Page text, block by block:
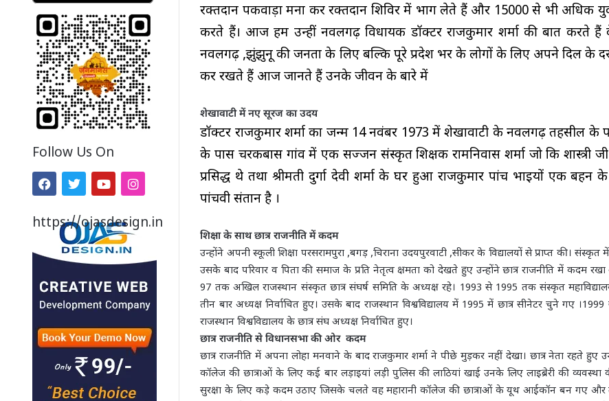
Follow Us On
https://ojasdesign.in
रक्तदान पकवाड़ा मना कर रक्तदान शिविर में भाग लेते हैं और 15000 से भी अधिक
करते हैं। आज हम उन्हीं नवलगढ़ विधायक डॉक्टर राजकुमार शर्मा की बात करते
नवलगढ़ ,झुंझुनू की जनता के लिए बल्कि पूरे प्रदेश भर के लोगों के लिए अपने दिल के
कर रखते हैं आज जानते हैं उनके जीवन के बारे में
शेखावाटी में नए सूरज का उदय
डॉक्टर राजकुमार शर्मा का जन्म 14 नवंबर 1973 में शेखावाटी के नवलगढ़ तहसील के
के पास चरकबास गांव में एक सज्जन संस्कृत शिक्षक रामनिवास शर्मा जो कि शास्त्री
प्रसिद्ध थे तथा श्रीमती दुर्गा देवी शर्मा के घर हुआ राजकुमार पांच भाइयों एक बहन
पांचवी संतान है ।
शिक्षा के साथ छात्र राजनीति में कदम
उन्होंने अपनी स्कूली शिक्षा परसरामपुरा ,बगड़ ,चिराना उदयपुरवाटी ,सीकर के विद्यालयों से प्राप्त की। संस्कृत
उसके बाद परिवार व पिता की समाज के प्रति नेतृत्व क्षमता को देखते हुए उन्होंने छात्र राजनीति में कदम
97 तक अखिल राजस्थान संस्कृत छात्र संघर्ष समिति के अध्यक्ष रहे। 1993 से 1995 तक संस्कृत
तीन बार अध्यक्ष निर्वाचित हुए। उसके बाद राजस्थान विश्वविद्यालय में 1995 में छात्र सीनेटर चुने गए
राजस्थान विश्वविद्यालय के छात्र संघ अध्यक्ष निर्वाचित हुए।
छात्र राजनीति से विधानसभा की ओर कदम
छात्र राजनीति में अपना लोहा मनवाने के बाद राजकुमार शर्मा ने पीछे मुड़कर नहीं देखा। छात्र नेता रहते हुए
कॉलेज की छात्राओं के लिए कई बार लड़ाइयां लड़ी पुलिस की लाठियां खाई उनके लिए लाइब्रेरी की
सुरक्षा के लिए कड़े कदम उठाए जिसके चलते वह महारानी कॉलेज की छात्राओं के यूथ आईकॉन बन गए और